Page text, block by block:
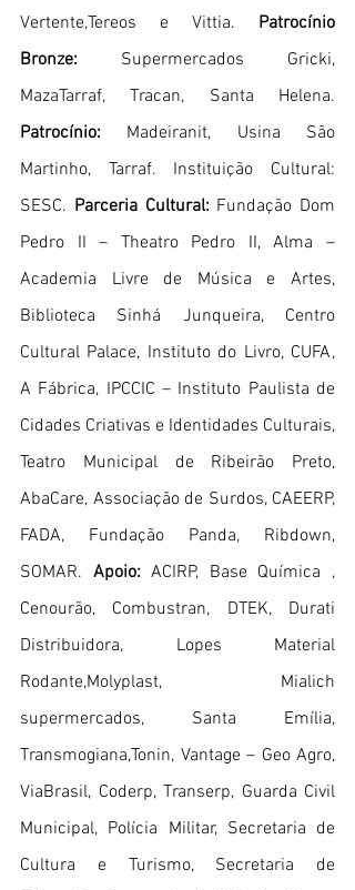
Vertente,Tereos e Vittia. Patrocínio
Bronze: Supermercados Gricki,
Patrocínio: Madeiranit, Usina São
Martinho, Tarraf. Instituição Cultural:
SESC. Parceria Cultural: Fundação Dom
Pedro II – Theatro Pedro II, Alma –
Academia Livre de Música e Artes,
Biblioteca Sinhá Junqueira, Centro
Cultural Palace, Instituto do Livro, CUFA,
A Fábrica, IPCCIC – Instituto Paulista de
Cidades Criativas e Identidades Culturais,
Teatro Municipal de Ribeirão Preto,
AbaCare, Associação de Surdos, CAEERP,
FADA, Fundação Panda, Ribdown,
SOMAR. Apoio: ACIRP, Base Química ,
Cenourão, Combustran, DTEK, Durati
Distribuidora, Lopes Material
Rodante,Molyplast, Mialich
supermercados, Santa Emília,
Transmogiana,Tonin, Vantage – Geo Agro,
ViaBrasil, Coderp, Transerp, Guarda Civil
Municipal, Polícia Militar, Secretaria de
Cultura e Turismo, Secretaria de